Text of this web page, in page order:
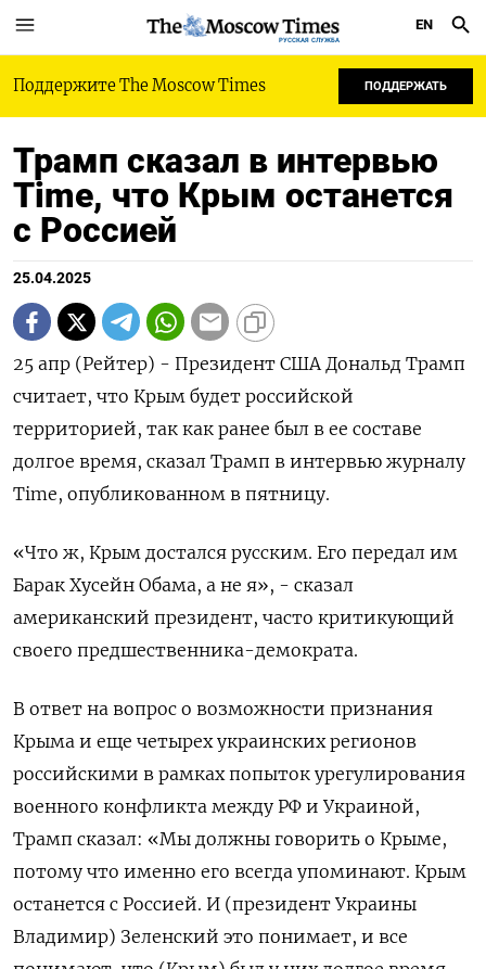
РУССКАЯ СЛУЖБА
EN
Поддержите The Moscow Times ПОДДЕРЖАТЬ
Трамп сказал в интервью
Time, что Крым останется
с Россией
25.04.2025
25 апр (Рейтер) - Президент США Дональд Трамп
считает, что Крым будет российской
территорией, так как ранее был в ее составе
долгое время, сказал Трамп в интервью журналу
Time, опубликованном в пятницу.
«Что ж, Крым достался русским. Его передал им
Барак Хусейн Обама, а не я», - сказал
американский президент, часто критикующий
своего предшественника-демократа.
В ответ на вопрос о возможности признания
Крыма и еще четырех украинских регионов
российскими в рамках попыток урегулирования
военного конфликта между РФ и Украиной,
Трамп сказал: «Мы должны говорить о Крыме,
потому что именно его всегда упоминают. Крым
останется с Россией. И (президент Украины
Владимир) Зеленский это понимает, и все